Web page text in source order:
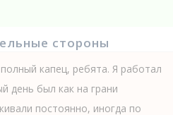
стороны
капец, ребята. Я работал
день был как на грани
постоянно, иногда по